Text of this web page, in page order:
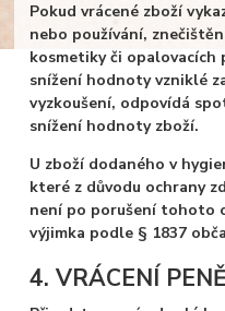
Pokud vrácené zboží
nebo používání,
kosmetiky či opalovacích
snížení hodnoty vzniklé
vyzkoušení, odpovídá
snížení hodnoty zboží.
U zboží dodaného v
které z důvodu ochrany
není po porušení tohoto
výjimka podle § 1837
4. VRÁCENÍ